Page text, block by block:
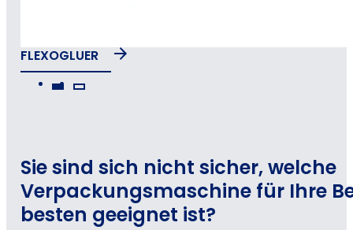
FLEXOGLUER
Sie sind sich nicht sicher, welche
Verpackungsmaschine für Ihre
besten geeignet ist?